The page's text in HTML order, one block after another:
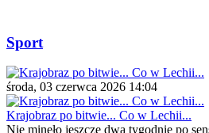
Sport
środa, 03 czerwca 2026 14:04
Krajobraz po bitwie... Co w Lechii...
Nie minęło jeszcze dwa tygodnie po